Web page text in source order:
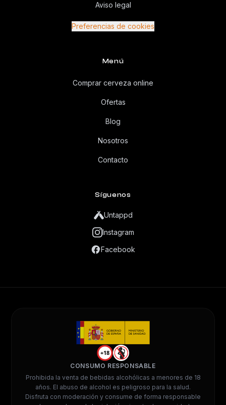
Aviso legal
Preferencias de cookies
Menú
Comprar cerveza online
Ofertas
Blog
Nosotros
Contacto
Síguenos
Untappd
Instagram
Facebook
+18
CONSUMO RESPONSABLE
Prohibida la venta de bebidas alcohólicas a menores de 18
años. El abuso de alcohol es peligroso para la salud.
Disfruta con moderación y consume de forma responsable